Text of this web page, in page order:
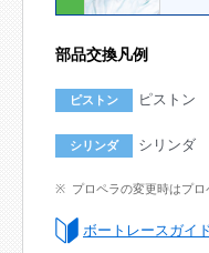
部品交換凡例
ピストン ピストン
シリンダ シリンダ
プロペラの変更時はプロ
ボートレースガイ